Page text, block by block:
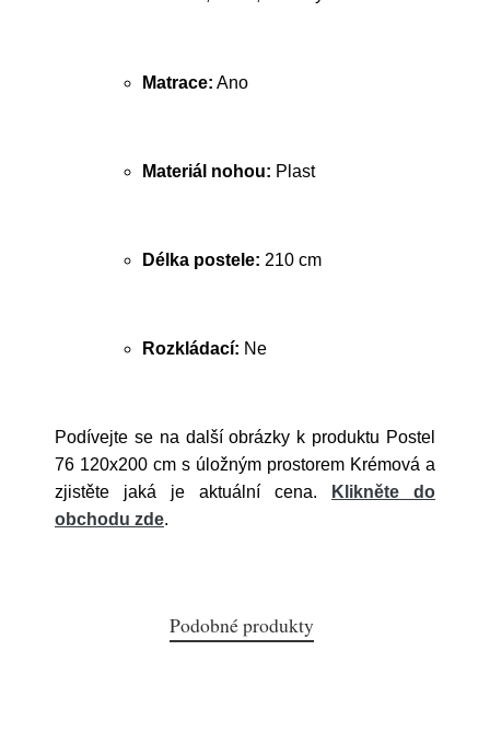
Matrace: Ano
Materiál nohou: Plast
Délka postele: 210 cm
Rozkládací: Ne
Podívejte se na další obrázky k produktu Postel
76 120x200 cm s úložným prostorem Krémová a
zjistěte jaká je aktuální cena.
Klikněte do
obchodu zde.
Podobné produkty